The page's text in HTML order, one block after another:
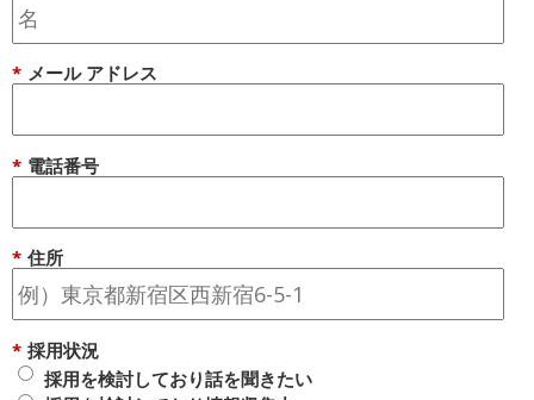
* メール アドレス
* 電話番号
* 住所
* 採用状況
採用を検討しており話を聞きたい